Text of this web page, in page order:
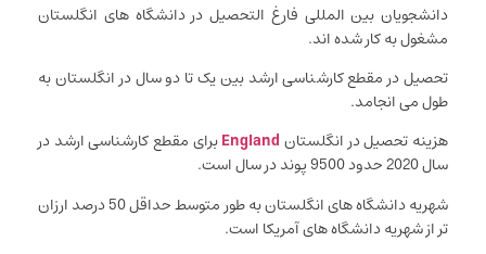
دانشجویان بین المللی فارغ التحصیل در دانشگاه های انگلستان
مشغول به کار شده اند.
تحصیل در مقطع کارشناسی ارشد بین یک تا دو سال در انگلستان به
طول می انجامد.
هزینه تحصیل در انگلستان Englandبرای مقطع کارشناسی ارشد در
سال 2020 حدود 9500 پوند در سال است.
شهریه دانشگاه های انگلستان به طور متوسط حداقل 50 درصد ارزان
تر از شهریه دانشگاه های آمریکا است.